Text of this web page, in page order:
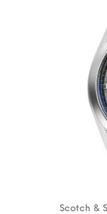
Scotch &